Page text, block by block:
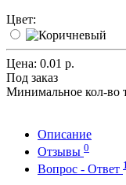
Цвет:
Цена: 0.01 р.
Под заказ
Минимальное кол-во
Описание
Отзывы 0
Вопрос - Ответ